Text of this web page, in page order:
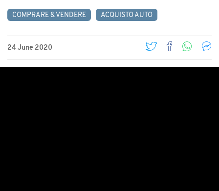
COMPRARE & VENDERE ACQUISTO AUTO
24 June 2020